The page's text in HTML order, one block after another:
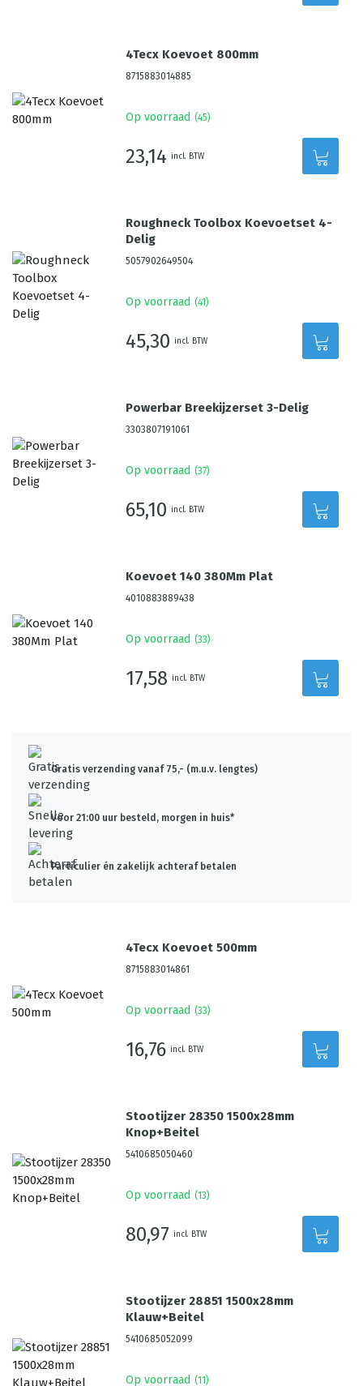
4Tecx Koevoet 800mm
8715883014885
Op voorraad (45)
23,14 incl. BTW
Roughneck Toolbox Koevoetset 4-
Delig
5057902649504
Op voorraad (41 )
45,30 incl. BTW
Powerbar Breekijzerset 3-Delig
3303807191061
Op voorraad (37)
65,10 incl. BTW
Koevoet 140 380Mm Plat
4010883889438
Op voorraad (33)
17,58 incl. BTW
Gratis verzending vanaf 75,- (m.u.v. lengtes)
Voor 21:00 uur besteld, morgen in huis*
Particulier én zakelijk achteraf betalen
4Tecx Koevoet 500mm
8715883014861
Op voorraad (33)
16,76 incl. BTW
Stootijzer 28350 1500x28mm
Knop+Beitel
5410685050460
Op voorraad (13)
80,97 incl. BTW
Stootijzer 28851 1500x28mm
Klauw+Beitel
5410685052099
Op voorraad (11 )